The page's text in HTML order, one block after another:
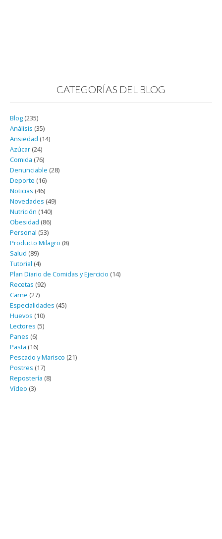
CATEGORÍAS DEL BLOG
Blog (235)
Análisis (35)
Ansiedad (14)
Azúcar (24)
Comida (76)
Denunciable (28)
Deporte (16)
Noticias (46)
Novedades (49)
Nutrición (140)
Obesidad (86)
Personal (53)
Producto Milagro (8)
Salud (89)
Tutorial (4)
Plan Diario de Comidas y Ejercicio (14)
Recetas (92)
Carne (27)
Especialidades (45)
Huevos (10)
Lectores (5)
Panes (6)
Pasta (16)
Pescado y Marisco (21)
Postres (17)
Repostería (8)
Vídeo (3)